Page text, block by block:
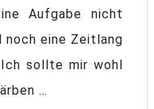
Aufgabe nicht
eine Zeitlang
sollte mir wohl
…